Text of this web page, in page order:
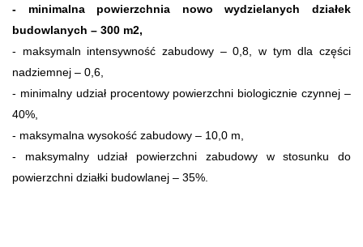
- minimalna powierzchnia nowo wydzielanych działek
budowlanych – 300 m2,
- maksymaln intensywność zabudowy – 0,8, w tym dla części
nadziemnej – 0,6,
- minimalny udział procentowy powierzchni biologicznie czynnej –
40%,
- maksymalna wysokość zabudowy – 10,0 m,
- maksymalny udział powierzchni zabudowy w stosunku do
powierzchni działki budowlanej – 35%.